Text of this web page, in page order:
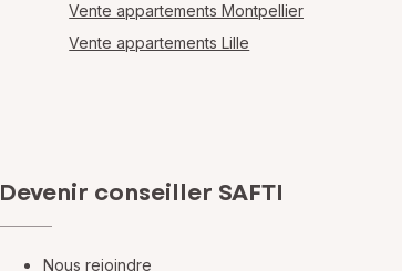
Vente appartements Montpellier
Vente appartements Lille
Devenir conseiller SAFTI
Nous rejoindre